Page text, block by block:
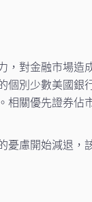
，對金融市場
個別少數美國
相關優先證券
憂慮開始減退